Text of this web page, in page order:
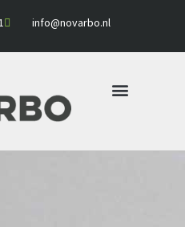
info@novarbo.nl